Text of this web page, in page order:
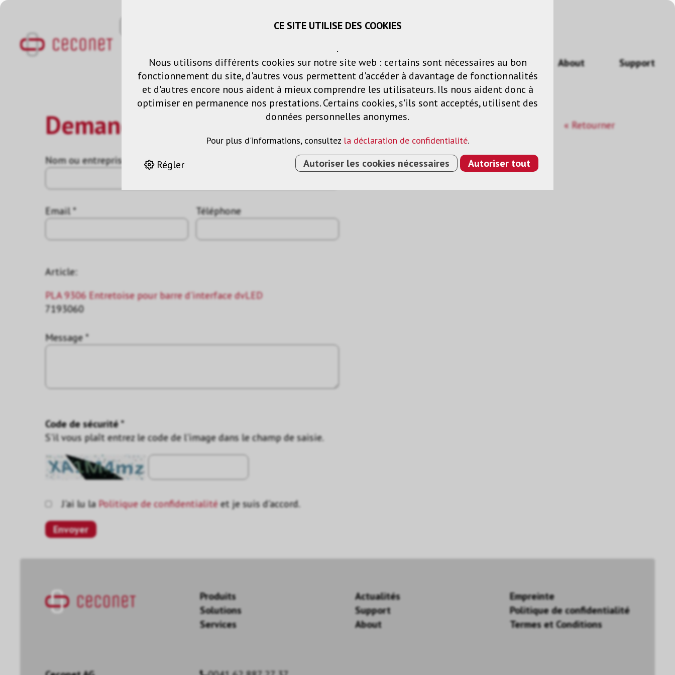
Panier Listes de voeux
Produits Solutions Services Actualités About Support
« Retourner
Demande
Nom ou entreprise *
Email * Téléphone
Article:
PLA 9306 Entretoise pour barre d'interface dvLED
7193060
Message *
Code de sécurité *
S'il vous plaît entrez le code de l'image dans le champ de saisie.
J'ai lu laPolitique de confidentialitéet je suis d'accord.
Produits
Solutions
Services
Actualités
Support
About
Empreinte
Politique de confidentialité
Termes et Conditions
CE SITE UTILISE DES COOKIES
.
Nous utilisons différents cookies sur notre site web : certains sont nécessaires au bon
fonctionnement du site, d'autres vous permettent d'accéder à davantage de fonctionnalités
et d'autres encore nous aident à mieux comprendre les utilisateurs. Ils nous aident donc à
optimiser en permanence nos prestations. Certains cookies, s'ils sont acceptés, utilisent des
données personnelles anonymes.
Pour plus d'informations, consultez la déclaration de confidentialité.
Régler Autoriser les cookies nécessaires Autoriser tout